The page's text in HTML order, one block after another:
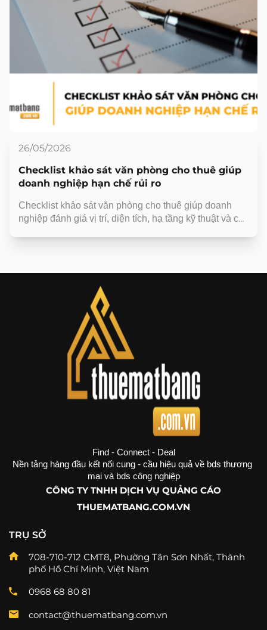
26/05/2026
Checklist khảo sát văn phòng cho thuê giúp
doanh nghiệp hạn chế rủi ro
Checklist khảo sát văn phòng cho thuê giúp doanh
nghiệp đánh giá vị trí, diện tích, hạ tầng kỹ thuật và chi
Find - Connect - Deal
Nền tảng hàng đầu kết nối cung - cầu hiệu quả về bds thương
mại và bds công nghiệp
CÔNG TY TNHH DỊCH VỤ QUẢNG CÁO
THUEMATBANG.COM.VN
TRỤ SỞ
708-710-712 CMT8, Phường Tân Sơn Nhất, Thành
phố Hồ Chí Minh, Việt Nam
0968 68 80 81
contact@thuematbang.com.vn